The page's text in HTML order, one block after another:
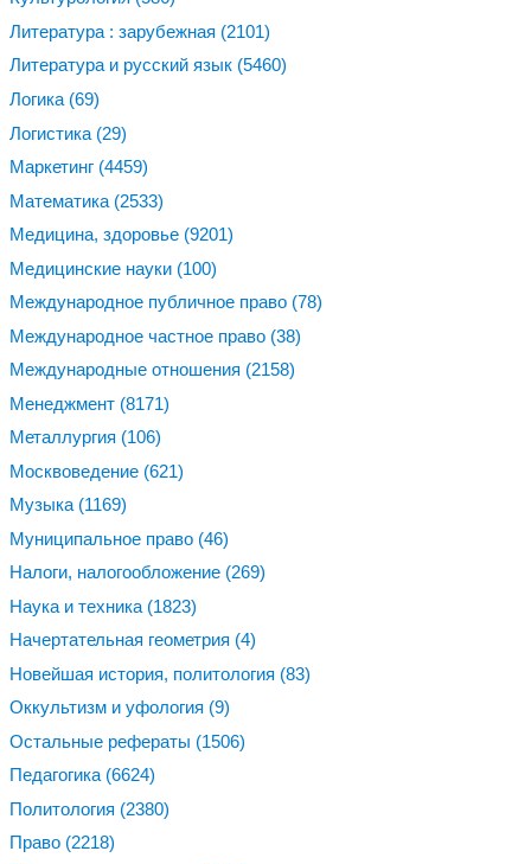
Литература : зарубежная (2101)
Литература и русский язык (5460)
Логика (69)
Логистика (29)
Маркетинг (4459)
Математика (2533)
Медицина, здоровье (9201)
Медицинские науки (100)
Международное публичное право (78)
Международное частное право (38)
Международные отношения (2158)
Менеджмент (8171)
Металлургия (106)
Москвоведение (621)
Музыка (1169)
Муниципальное право (46)
Налоги, налогообложение (269)
Наука и техника (1823)
Начертательная геометрия (4)
Новейшая история, политология (83)
Оккультизм и уфология (9)
Остальные рефераты (1506)
Педагогика (6624)
Политология (2380)
Право (2218)